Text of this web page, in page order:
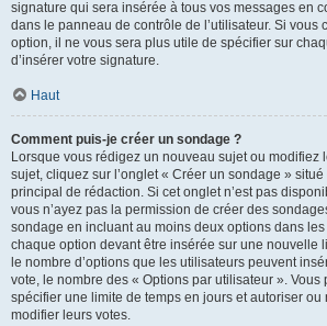
signature qui sera insérée à tous vos messages en
dans le panneau de contrôle de l’utilisateur. Si vous
option, il ne vous sera plus utile de spécifier sur
d’insérer votre signature.
Haut
Comment puis-je créer un sondage ?
Lorsque vous rédigez un nouveau sujet ou modifiez
sujet, cliquez sur l’onglet « Créer un sondage »
principal de rédaction. Si cet onglet n’est pas
vous n’ayez pas la permission de créer des
sondage en incluant au moins deux options dans
chaque option devant être insérée sur une nouvelle
le nombre d’options que les utilisateurs peuvent
vote, le nombre des « Options par utilisateur ». Vous
spécifier une limite de temps en jours et autoriser ou
modifier leurs votes.